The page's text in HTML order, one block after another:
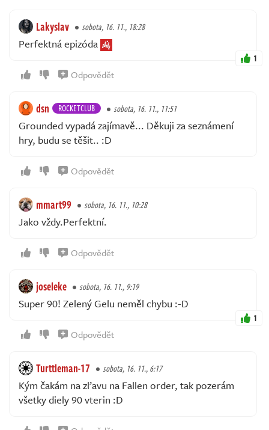
Lakyslav sobota, 16. 11., 18:28
Perfektná epizóda
1
Odpovědět
dsn ROCKETCLUB sobota, 16. 11., 11:51
Grounded vypadá zajímavě... Děkuji za seznámení
hry, budu se těšit.. :D
Odpovědět
mmart99 sobota, 16. 11., 10:28
Jako vždy.Perfektní.
Odpovědět
joseleke sobota, 16. 11., 9:19
Super 90! Zelený Gelu neměl chybu :-D
1
Odpovědět
Turttleman-17 sobota, 16. 11., 6:17
Kým čakám na zľavu na Fallen order, tak pozerám
všetky diely 90 vterin :D